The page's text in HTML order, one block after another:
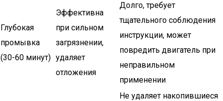
Глубокая
промывка
(30-60 минут)
Эффективна
при сильном
загрязнении,
удаляет
отложения
Долго, требует
тщательного соблюдения
инструкции, может
повредить двигатель при
неправильном
применении
Не удаляет накопившиеся